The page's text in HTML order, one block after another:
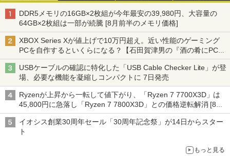
DDR5メモリの16GB×2枚組が今年最安の39,980円、大容量の
64GB×2枚組は一部が続騰 [8月前半のメモリ価格]
XBOX Series Xが値上げで10万円超え。近い性能のゲーミング
PCを自作するといくらになる？【石田賀津男の『酒の肴にPCゲ
ーム』】
USBケーブルの確認に特化した「USB Cable Checker Lite」が登
場、必要な機能を凝縮しコンパクトに 7日発売
Ryzenが上昇から一転して値下がり、「Ryzen 7 7700X3D」は
45,800円に急落し「Ryzen 7 7800X3D」との価格逆転解消 [8月
前半のCPU価格]
イオシス創業30周年セール「30周年記念祭」が14日からスター
ト
もっと見る